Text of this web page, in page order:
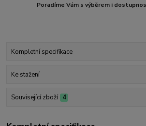
Poradíme Vám s výběrem i
Kompletní specifikace
Ke stažení
Související zboží 4